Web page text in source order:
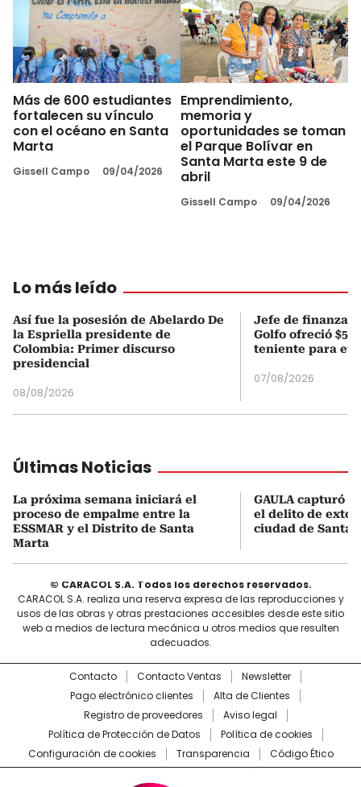
Más de 600 estudiantes
fortalecen su vínculo
con el océano en Santa
Marta
Gissell Campo 09/04/2026
Emprendimiento,
memoria y
oportunidades se toman
el Parque Bolívar en
Santa Marta este 9 de
abril
Gissell Campo 09/04/2026
Lo más leído
Así fue la posesión de Abelardo De
la Espriella presidente de
Colombia: Primer discurso
presidencial
08/08/2026
Jefe de finanzas
Golfo ofreció
teniente para
07/08/2026
Últimas Noticias
La próxima semana iniciará el
proceso de empalme entre la
ESSMAR y el Distrito de Santa
Marta
GAULA capturó a
el delito de
ciudad de Santa
© CARACOL S.A. Todos los derechos reservados.
CARACOL S.A. realiza una reserva expresa de las reproducciones y
usos de las obras y otras prestaciones accesibles desde este sitio
web a medios de lectura mecánica u otros medios que resulten
adecuados.
Contacto Contacto Ventas
Newsletter
Pago electrónico clientes
Alta de Clientes
Registro de proveedores
Aviso legal
Política de Protección de Datos
Política de cookies
Configuración de cookies
Transparencia Código Ético